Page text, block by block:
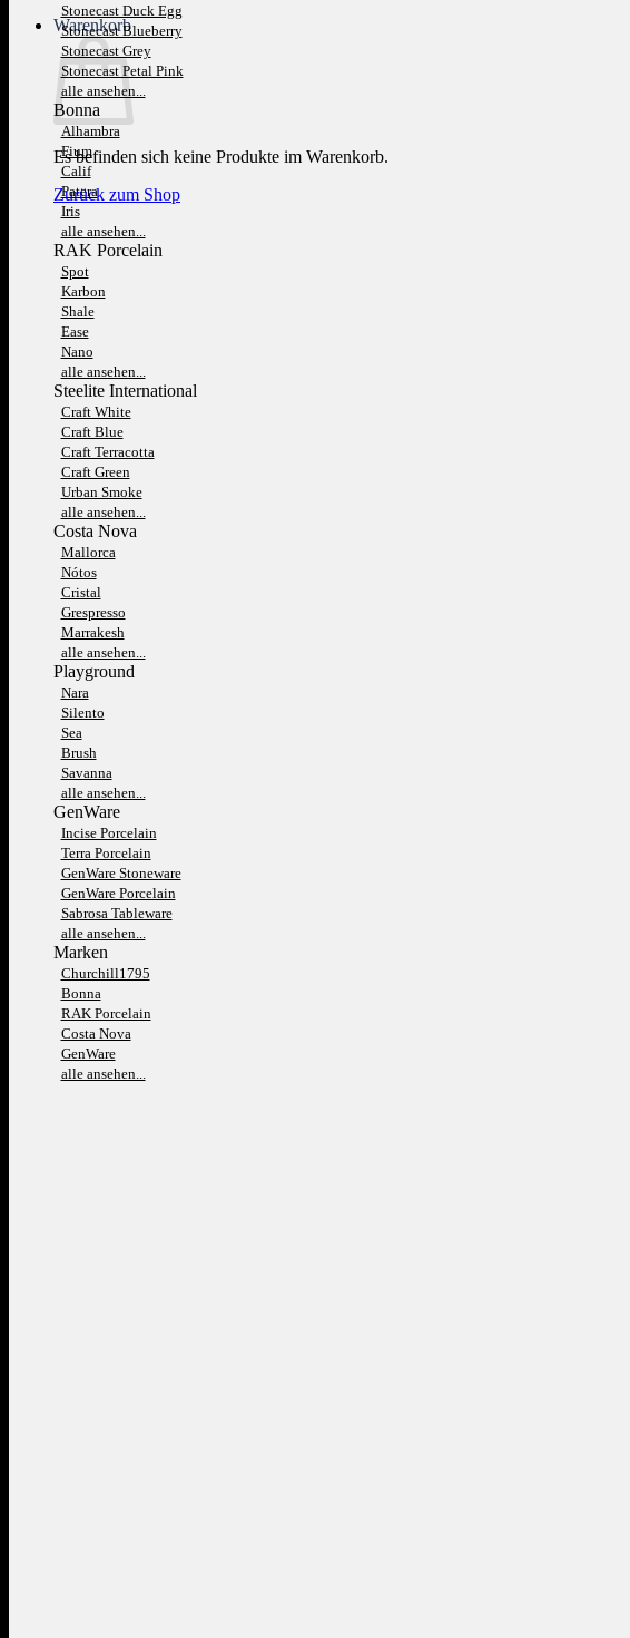
Warenkorb
Es befinden sich keine Produkte im Warenkorb.
Zurück zum Shop
Stonecast Duck Egg
Stonecast Blueberry
Stonecast Grey
Stonecast Petal Pink
alle ansehen...
Bonna
Alhambra
Fium
Calif
Patera
Iris
alle ansehen...
RAK Porcelain
Spot
Karbon
Shale
Ease
Nano
alle ansehen...
Steelite International
Craft White
Craft Blue
Craft Terracotta
Craft Green
Urban Smoke
alle ansehen...
Costa Nova
Mallorca
Nótos
Cristal
Grespresso
Marrakesh
alle ansehen...
Playground
Nara
Silento
Sea
Brush
Savanna
alle ansehen...
GenWare
Incise Porcelain
Terra Porcelain
GenWare Stoneware
GenWare Porcelain
Sabrosa Tableware
alle ansehen...
Marken
Churchill1795
Bonna
RAK Porcelain
Costa Nova
GenWare
alle ansehen...